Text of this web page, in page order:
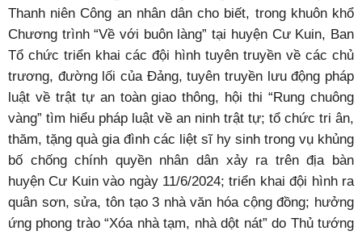
Thanh niên Công an nhân dân cho biết, trong khuôn khổ
Chương trình “Về với buôn làng” tại huyện Cư Kuin, Ban
Tổ chức triển khai các đội hình tuyên truyền về các chủ
trương, đường lối của Đảng, tuyên truyền lưu động pháp
luật về trật tự an toàn giao thông, hội thi “Rung chuông
vàng” tìm hiểu pháp luật về an ninh trật tự; tổ chức tri ân,
thăm, tặng quà gia đình các liệt sĩ hy sinh trong vụ khủng
bố chống chính quyền nhân dân xảy ra trên địa bàn
huyện Cư Kuin vào ngày 11/6/2024; triển khai đội hình ra
quân sơn, sửa, tôn tạo 3 nhà văn hóa cộng đồng; hưởng
ứng phong trào “Xóa nhà tạm, nhà dột nát” do Thủ tướng